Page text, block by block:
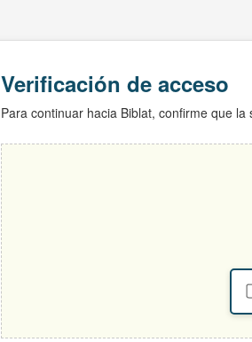
Verificación de acceso
Para continuar hacia Biblat, confirme que